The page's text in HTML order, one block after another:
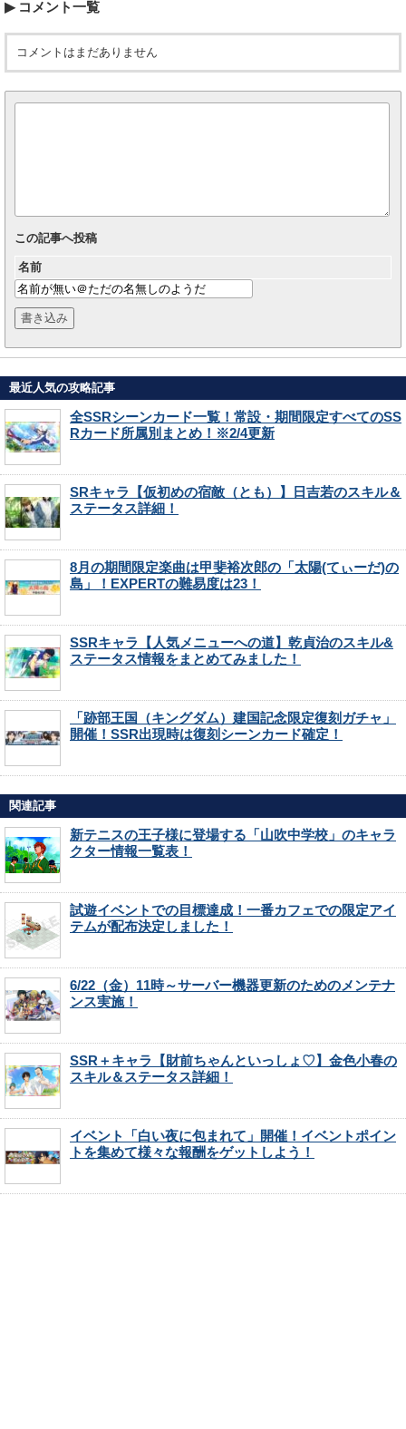
コメント一覧
コメントはまだありません
この記事へ投稿
名前
最近人気の攻略記事
全SSRシーンカード一覧！常設・期間限定すべてのSS
Rカード所属別まとめ！※2/4更新
SRキャラ【仮初めの宿敵（とも）】日吉若のスキル＆
ステータス詳細！
8月の期間限定楽曲は甲斐裕次郎の「太陽(てぃーだ)の
島」！EXPERTの難易度は23！
SSRキャラ【人気メニューへの道】乾貞治のスキル&
ステータス情報をまとめてみました！
「跡部王国（キングダム）建国記念限定復刻ガチャ」
開催！SSR出現時は復刻シーンカード確定！
関連記事
新テニスの王子様に登場する「山吹中学校」のキャラ
クター情報一覧表！
試遊イベントでの目標達成！一番カフェでの限定アイ
テムが配布決定しました！
6/22（金）11時～サーバー機器更新のためのメンテナ
ンス実施！
SSR＋キャラ【財前ちゃんといっしょ♡】金色小春の
スキル＆ステータス詳細！
イベント「白い夜に包まれて」開催！イベントポイン
トを集めて様々な報酬をゲットしよう！